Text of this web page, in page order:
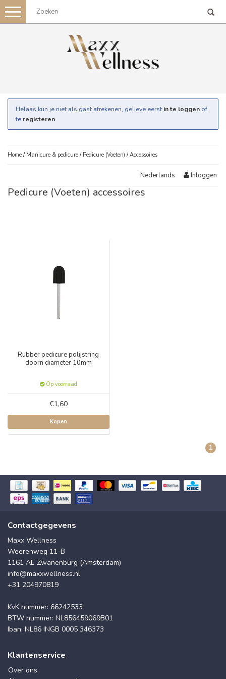
Toggle
navigation
Helaas kun je niet als gast afrekenen, gelieve eerst in te loggen of
te registeren.
Home / Manicure & pedicure / Pedicure (Voeten) /Accessoires
Nederlands Inloggen
Pedicure (Voeten) accessoires
Rubber pedicure polijstring
doorn diameter 10mm
Op voorraad
€1,60
Kopen
1
Contactgegevens
Maxx Wellness
Weerenweg 11-B
1161 AE Zwanenburg (Amsterdam)
info@maxxwellness.nl
+31 204970819
KvK nummer: 66242533
BTW nummer: NL856459069B01
Iban: NL86 INGB 0005 346373
Klantenservice
Over ons